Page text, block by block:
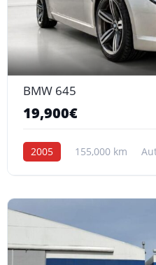
BMW 645
19,900€
2005 155,000 km